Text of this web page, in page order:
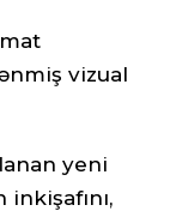
vizual
yeni